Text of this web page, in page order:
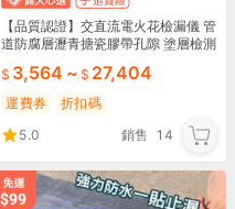
【品質認證】交直流電火花檢漏儀 管
道防腐層瀝青搪瓷膠帶孔隙 塗層檢測
3,564 ~ 27,404
運費券
折扣碼
5.0
銷售 14